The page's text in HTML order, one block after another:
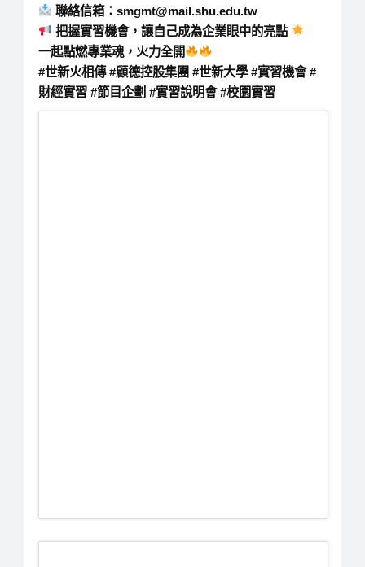
聯絡信箱：smgmt@mail.shu.edu.tw
把握實習機會，讓自己成為企業眼中的亮點
一起點燃專業魂，火力全開
#世新火相傳 #顧德控股集團 #世新大學 #實習機會 #
財經實習 #節目企劃 #實習說明會 #校園實習